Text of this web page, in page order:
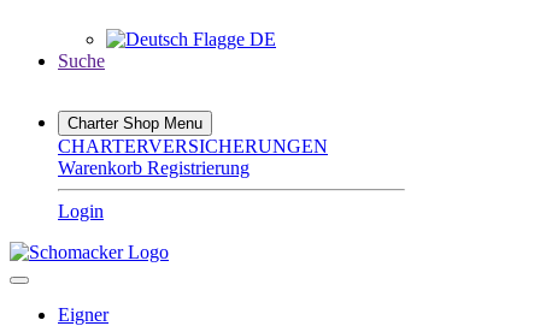
DE
Suche
Charter Shop Menu
CHARTERVERSICHERUNGEN
Warenkorb Registrierung
Login
Eigner